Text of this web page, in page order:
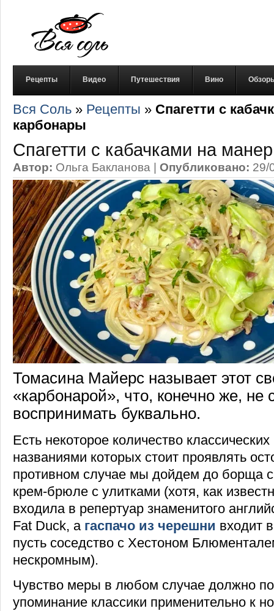
Рецепты Видео Путешествия Вино
Вся Соль » Рецепты » Спагетти с
карбонары
Спагетти с кабачками на
Автор: Ольга Бакланова | Опубликовано: 29/
Томасина Майерс называет этот
«карбонарой», что, конечно же, не
воспринимать буквально.
Есть некоторое количество
названиями которых стоит проявлять
противном случае мы дойдем до борща
крем-брюле с улитками (хотя, как
входила в репертуар знаменитого
Fat Duck, а гаспачо из черешни входит
пусть соседство с Хестоном
нескромным).
Чувство меры в любом случае должно
упоминание классики применительно к